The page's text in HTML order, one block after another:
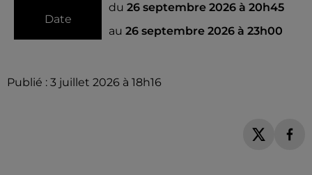
Date
du 26 septembre 2026 à 20h45
au 26 septembre 2026 à 23h00
Publié : 3 juillet 2026 à 18h16